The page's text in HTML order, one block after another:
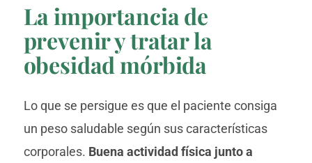
La importancia de
prevenir y tratar la
obesidad mórbida
Lo que se persigue es que el paciente consiga
un peso saludable según sus características
corporales. Buena actividad física junto a